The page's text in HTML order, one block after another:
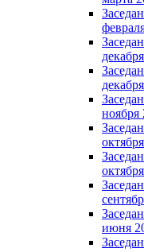
ноября
июня